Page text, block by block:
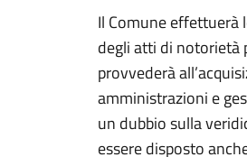
Il Comune effettuerà
degli atti di notorietà
provvederà
amministrazioni e
un dubbio sulla
essere disposto